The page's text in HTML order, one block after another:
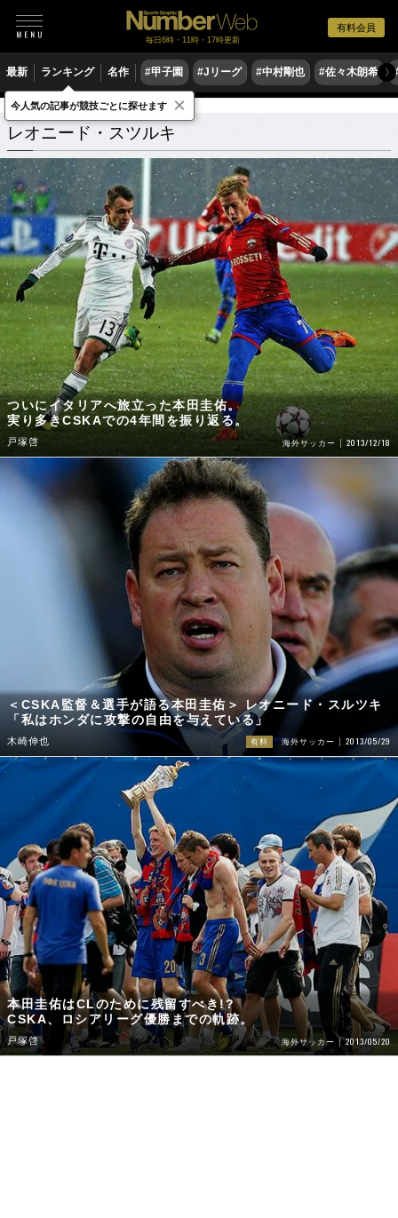
有料会員
毎日6時・11時・17時更新
最新 ランキング 名作 #甲子園 #Jリーグ #中村剛也 #佐々木朗希 〉
レオニード・スツルキ 関連記事
レオニード・スツルキ
ついにイタリアへ旅立った本田圭佑。
実り多きCSKAでの4年間を振り返る。
戸塚啓 海外サッカー 2013/12/18
＜CSKA監督＆選手が語る本田圭佑＞ レオニード・スルツキ
「私はホンダに攻撃の自由を与えている」
木崎伸也 有料 海外サッカー 2013/05/29
本田圭佑はCLのために残留すべき!?
CSKA、ロシアリーグ優勝までの軌跡。
戸塚啓 海外サッカー 2013/05/20
今人気の記事が競技ごとに探せます ×